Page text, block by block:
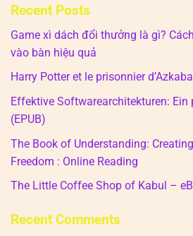
Recent Posts
Game xì dách đổi thưởng là gì?
vào bàn hiệu quả
Harry Potter et le prisonnier
Effektive Softwarearchitekturen: Ein
(EPUB)
The Book of Understanding:
Freedom : Online Reading
The Little Coffee Shop of Kabul –
Recent Comments